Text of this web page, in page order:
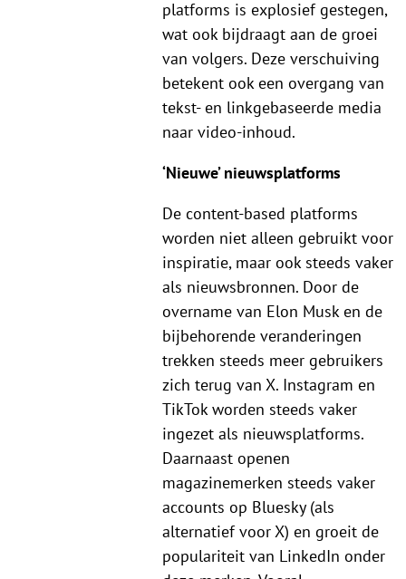
platforms is explosief gestegen,
wat ook bijdraagt aan de groei
van volgers. Deze verschuiving
betekent ook een overgang van
tekst- en linkgebaseerde media
naar video-inhoud.
‘Nieuwe’ nieuwsplatforms
De content-based platforms
worden niet alleen gebruikt voor
inspiratie, maar ook steeds vaker
als nieuwsbronnen. Door de
overname van Elon Musk en de
bijbehorende veranderingen
trekken steeds meer gebruikers
zich terug van X. Instagram en
TikTok worden steeds vaker
ingezet als nieuwsplatforms.
Daarnaast openen
magazinemerken steeds vaker
accounts op Bluesky (als
alternatief voor X) en groeit de
populariteit van LinkedIn onder